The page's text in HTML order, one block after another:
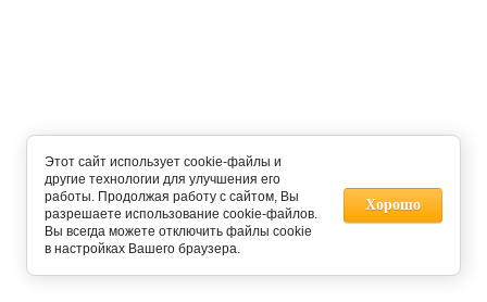
Этот сайт использует cookie-файлы и
другие технологии для улучшения его
работы. Продолжая работу с сайтом, Вы
разрешаете использование cookie-файлов.
Вы всегда можете отключить файлы cookie
в настройках Вашего браузера.
Хорошо